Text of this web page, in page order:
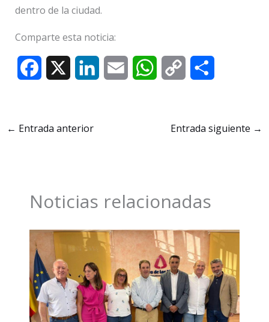
dentro de la ciudad.
Comparte esta noticia:
o
k
n
W
p
p
n
k
i
r
← Entrada anterior Entrada siguiente →
Noticias relacionadas